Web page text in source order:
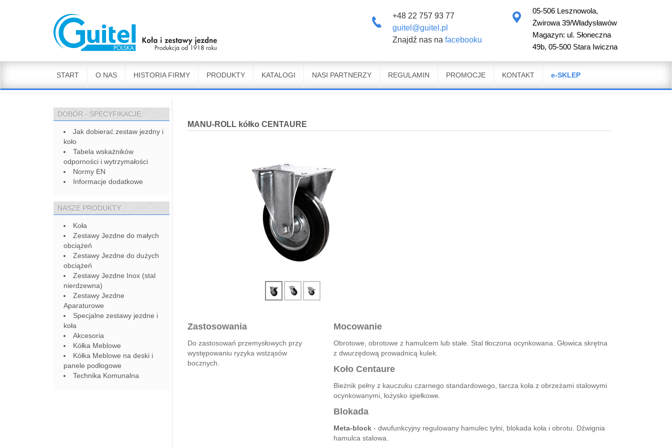
05-506 Lesznowola,
Żwirowa 39/Władysławów
Magazyn: ul. Słoneczna
49b, 05-500 Stara Iwiczna
+48 22 757 93 77
guitel@guitel.pl
Znajdź nas na facebooku
START O NAS HISTORIA FIRMY PRODUKTY KATALOGI NASI PARTNERZY REGULAMIN PROMOCJE KONTAKT e-SKLEP
DOBÓR - SPECYFIKACJE
Jak dobierać zestaw jezdny i
koło
Tabela wskaźników
odporności i wytrzymałości
Normy EN
Informacje dodatkowe
NASZE PRODUKTY
Koła
Zestawy Jezdne do małych
obciążeń
Zestawy Jezdne do dużych
obciążeń
Zestawy Jezdne Inox (stal
nierdzewna)
Zestawy Jezdne
Aparaturowe
Specjalne zestawy jezdne i
koła
Akcesoria
Kółka Meblowe
Kółka Meblowe na deski i
panele podłogowe
Technika Komunalna
MANU-ROLL kółko CENTAURE
Zastosowania
Do zastosowań przemysłowych przy
występowaniu ryzyka wstząsów
bocznych.
Mocowanie
Obrotowe, obrotowe z hamulcem lub stałe. Stal tłoczona ocynkowana. Głowica skrętna
z dwurzędową prowadnicą kulek.
Koło Centaure
Bieżnik pełny z kauczuku czarnego standardowego, tarcza koła z obrzeżami stalowymi
ocynkowanymi, łożysko igiełkowe.
Blokada
Meta-block - dwufunkcyjny regulowany hamulec tylni, blokada koła i obrotu. Dźwignia
hamulca stalowa.